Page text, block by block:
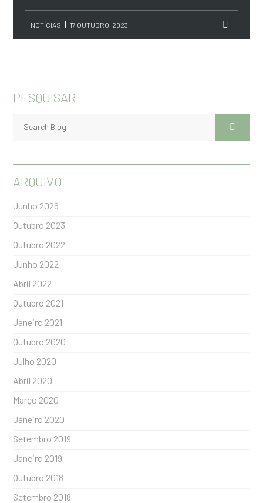
NOTÍCIAS 17 OUTUBRO, 2023
PESQUISAR
ARQUIVO
Junho 2026
Outubro 2023
Outubro 2022
Junho 2022
Abril 2022
Outubro 2021
Janeiro 2021
Outubro 2020
Julho 2020
Abril 2020
Março 2020
Janeiro 2020
Setembro 2019
Janeiro 2019
Outubro 2018
Setembro 2018